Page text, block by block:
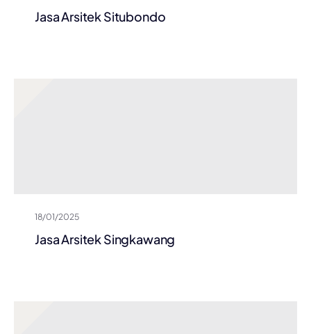
Jasa Arsitek Situbondo
18/01/2025
Jasa Arsitek Singkawang